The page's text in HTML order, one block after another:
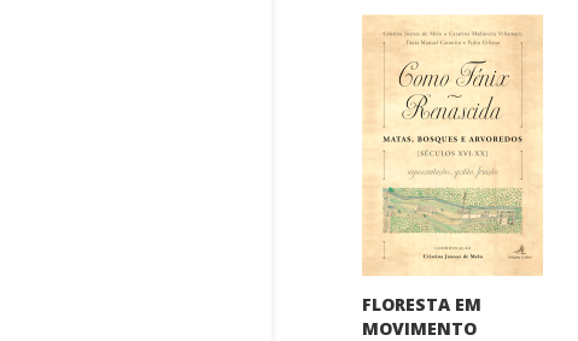
FLORESTA EM
MOVIMENTO